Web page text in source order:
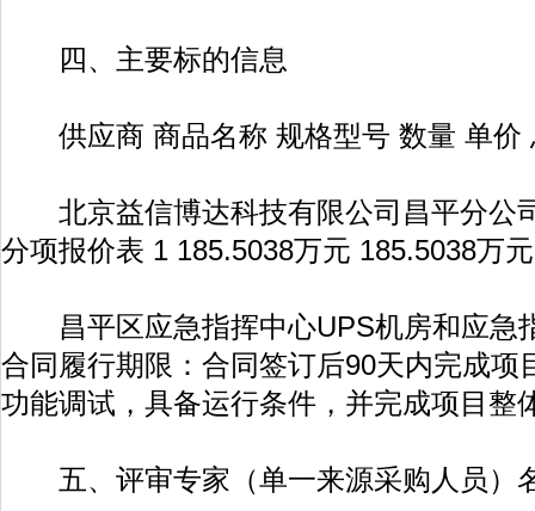
四、主要标的信息
供应商 商品名称 规格型号 数量 单价
北京益信博达科技有限公司昌平分公
分项报价表 1 185.5038万元 185.5038万
昌平区应急指挥中心UPS机房和应急
合同履行期限：合同签订后90天内完成项
功能调试，具备运行条件，并完成项目整
五、评审专家（单一来源采购人员）